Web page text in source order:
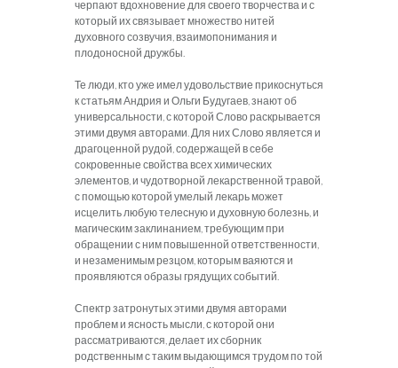
черпают вдохновение для своего творчества и с
который их связывает множество нитей
духовного созвучия, взаимопонимания и
плодоносной дружбы.
Те люди, кто уже имел удовольствие прикоснуться
к статьям Андрия и Ольги Будугаев, знают об
универсальности, с которой Слово раскрывается
этими двумя авторами. Для них Слово является и
драгоценной рудой, содержащей в себе
сокровенные свойства всех химических
элементов, и чудотворной лекарственной травой,
с помощью которой умелый лекарь может
исцелить любую телесную и духовную болезнь, и
магическим заклинанием, требующим при
обращении с ним повышенной ответственности,
и незаменимым резцом, которым ваяются и
проявляются образы грядущих событий.
Спектр затронутых этими двумя авторами
проблем и ясность мысли, с которой они
рассматриваются, делает их сборник
родственным с таким выдающимся трудом по той